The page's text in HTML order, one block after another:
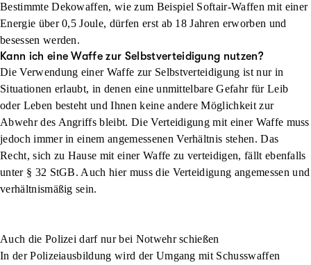
Bestimmte Dekowaffen, wie zum Beispiel Softair-Waffen mit einer
Energie über 0,5 Joule, dürfen erst ab 18 Jahren erworben und
besessen werden.
Kann ich eine Waffe zur Selbstverteidigung nutzen?
Die Verwendung einer Waffe zur Selbstverteidigung ist nur in
Situationen erlaubt, in denen eine unmittelbare Gefahr für Leib
oder Leben besteht und Ihnen keine andere Möglichkeit zur
Abwehr des Angriffs bleibt. Die Verteidigung mit einer Waffe muss
jedoch immer in einem angemessenen Verhältnis stehen. Das
Recht, sich zu Hause mit einer Waffe zu verteidigen, fällt ebenfalls
unter § 32 StGB. Auch hier muss die Verteidigung angemessen und
verhältnismäßig sein.
Auch die Polizei darf nur bei Notwehr schießen
In der Polizeiausbildung wird der Umgang mit Schusswaffen